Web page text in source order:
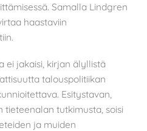
Samalla Lindgren
haastaviin
ei jakaisi, kirjan älyllistä
talouspolitiikan
Esitystavan,
tutkimusta, soisi
ja muiden